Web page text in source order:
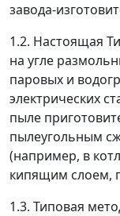
завода-
1.2. Настоящая
на угле
паровых и
электрических
пыле
пылеугольным
(например, в
кипящим слоем,
1.3. Типовая